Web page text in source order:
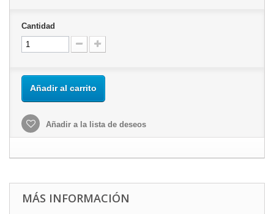
Cantidad
Añadir al carrito
Añadir a la lista de deseos
MÁS INFORMACIÓN